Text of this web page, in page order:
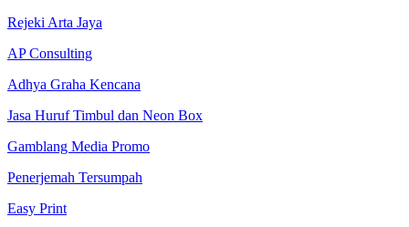
Rejeki Arta Jaya
AP Consulting
Adhya Graha Kencana
Jasa Huruf Timbul dan Neon Box
Gamblang Media Promo
Penerjemah Tersumpah
Easy Print